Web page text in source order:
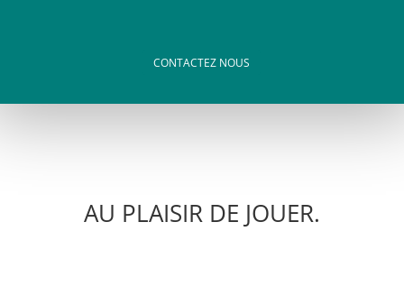
CONTACTEZ NOUS
AU PLAISIR DE JOUER.